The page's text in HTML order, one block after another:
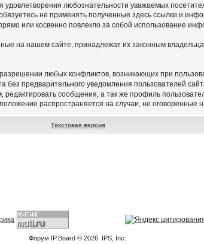
любознательности уважаемых
не применять полученные здесь ссылки и
или косвенно повлекло за собой использование
на нашем сайте, принадлежат их законным
любых конфликтов, возникающих при
предварительного уведомления пользователей
сообщения, а так же профиль
распространяется на случаи, не оговоренные
Текстовая версия
Форум IP.Board © 2026 IPS, Inc